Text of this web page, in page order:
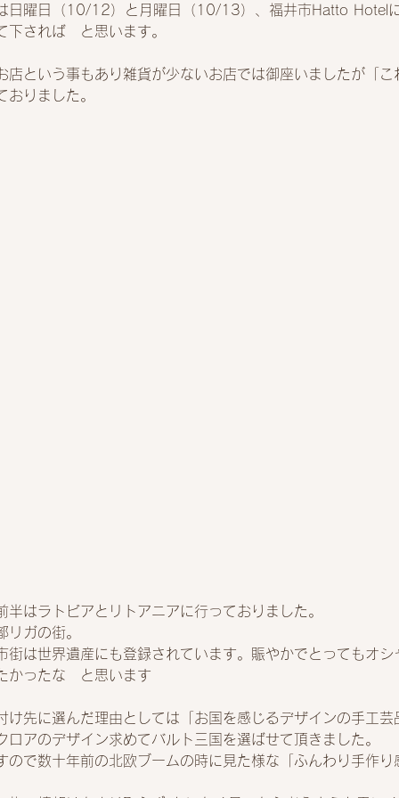
日曜日（10/12）と月曜日（10/13）、福井市Hatto Hotel
されば　と思います。
店という事もあり雑貨が少ないお店では御座いましたが「こ
おりました。
半はラトビアとリトアニアに行っておりました。
リガの街。
街は世界遺産にも登録されています。賑やかでとってもオシ
かったな　と思います
け先に選んだ理由としては「お国を感じるデザインの手工芸
ロアのデザイン求めてバルト三国を選ばせて頂きました。
ので数十年前の北欧ブームの時に見た様な「ふんわり手作り